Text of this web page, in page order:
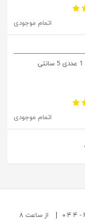
اتمام موجودی
اتمام موجودی
از ساعت ۸